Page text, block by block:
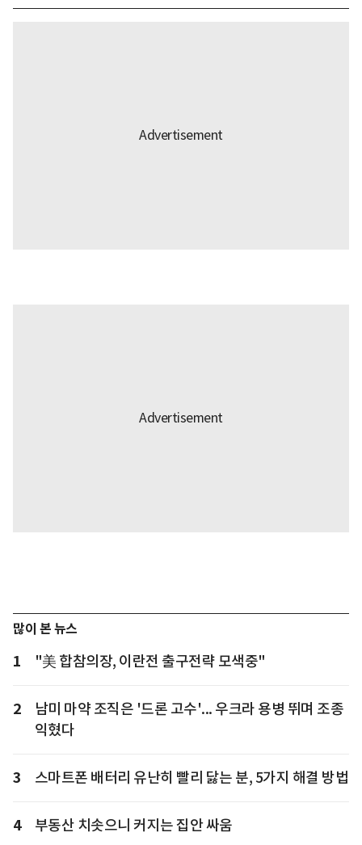
많이 본 뉴스
1 "美 합참의장, 이란전 출구전략 모색중"
2
남미 마약 조직은 '드론 고수'... 우크라 용병 뛰며 조종
익혔다
3 스마트폰 배터리 유난히 빨리 닳는 분, 5가지 해결 방법
4 부동산 치솟으니 커지는 집안 싸움